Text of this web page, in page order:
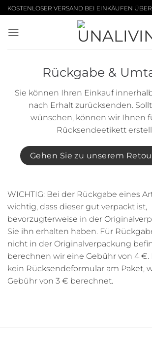
Zum
Inhalt
springen
KOSTENLOSER VERSAND BEI EINKÄUFEN
Rückgabe &
Sie können Ihren Einkauf
nach Erhalt zurücksenden.
wünschen, können wir Ihnen
Rücksendeetikett
Gehen Sie zu unserem
WICHTIG: Bei der Rückgabe eines
wichtig, dass dieser gut verpackt ist,
bevorzugterweise in der
Sie ihn erhalten haben. Für
nicht in der Originalverpackung
berechnen wir eine Gebühr von 4 €.
kein Rücksendeformular am Paket,
Gebühr von 3 € berechnet.